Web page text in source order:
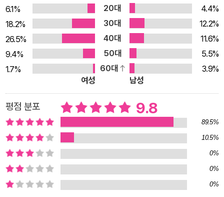
그때그때 대화하는 방법을 찾아보는 게 어떻겠냐고”라는 해석을
남긴다. 건조하기까지 한 명사의 문장을 따뜻한 시선으로 바라보
면서 이렇게 그만의 인사이트를 담는다. 이런 관점은 저자가 직접
겪은 사례들과 만날 때 더욱 빛을 발하는데, 십수 년을 마감 노동
자로 살아온 그만의 여정이 보인다. 지두 크리슈나무르티, 에픽테
링 같은 명사의 문장들과 버무려진 저자의 이야기가 자신만의 길
을 가고 있는 우리 모두에게 이정표가 될 것이다. 늦가을 아침 차
갑고 산뜻한 공기, 젖은 나뭇잎 냄새 천천히 들이마시고 내뱉는
숨 그리고 힘을 뺀 문장들 우연히 아침. 쨍하니 차갑고 산뜻한 공
기가 폐까지 정화해주는 것 같은 11월 늦가을의 아침. 목적이 없
으니 서두를 필요도 없고 아무 데서나 멈춰도 되는 그런 순간. 지
금 우리에게 필요한 것은 그런 시간이 아닐까. 이 책은 우리에게
6.1% 20대
4.4%
18.2%
30대
12.2%
26.5%
40대
11.6%
9.4%
50대
5.5%
1.7%
60대
3.9%
여성
남성
평점 분포 9.8
89.5%
10.5%
0%
0%
0%